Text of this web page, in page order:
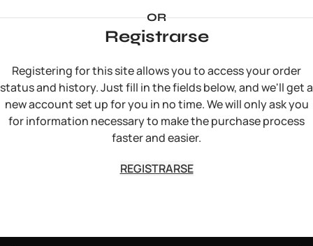
OR
Registrarse
Registering for this site allows you to access your order
status and history. Just fill in the fields below, and we'll get a
new account set up for you in no time. We will only ask you
for information necessary to make the purchase process
faster and easier.
REGISTRARSE